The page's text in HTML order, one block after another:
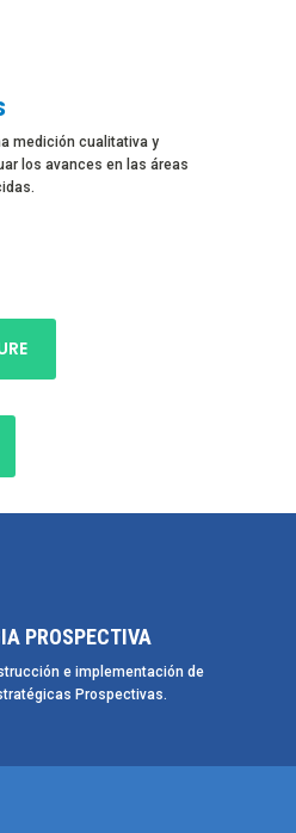
medición cualitativa y
los avances en las áreas
PROSPECTIVA
e implementación de
Prospectivas.